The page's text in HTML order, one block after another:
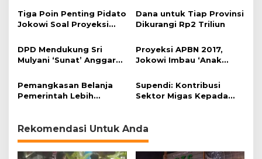
r
Tiga Poin Penting Pidato
Jokowi Soal Proyeksi
Dana untuk Tiap Provinsi
Dikurangi Rp2 Triliun
DPD Mendukung Sri
Mulyani ‘Sunat’ Anggaran
Proyeksi APBN 2017,
Jokowi Imbau ‘Anak
Pemangkasan Belanja
Pemerintah Lebih
Supendi: Kontribusi
Sektor Migas Kepada
Dampak Negatifnya
Rekomendasi Untuk Anda